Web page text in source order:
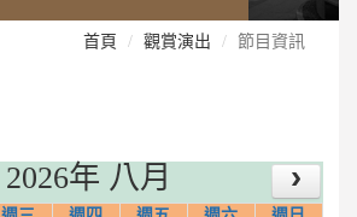
首頁 觀賞演出 節目資訊
2026年 八月